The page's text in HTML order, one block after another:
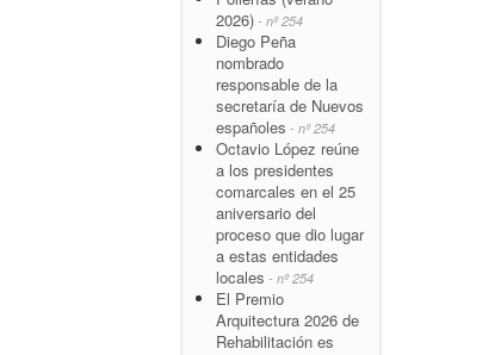
2026) - nº 254
Diego Peña
nombrado
responsable de la
secretaría de Nuevos
españoles - nº 254
Octavio López reúne
a los presidentes
comarcales en el 25
aniversario del
proceso que dio lugar
a estas entidades
locales - nº 254
El Premio
Arquitectura 2026 de
Rehabilitación es